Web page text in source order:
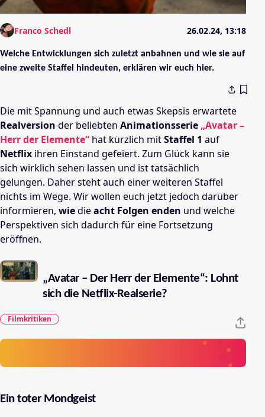
Franco Schedl 26.02.24, 13:18
Welche Entwicklungen sich zuletzt anbahnen und wie sie auf
eine zweite Staffel hindeuten, erklären wir euch hier.
Die mit Spannung und auch etwas Skepsis erwartete
Realversion der beliebten Animationsserie „Avatar –
Herr der Elemente“ hat kürzlich mitStaffel 1 auf
Netflix ihren Einstand gefeiert. Zum Glück kann sie
sich wirklich sehen lassen und ist tatsächlich
gelungen. Daher steht auch einer weiteren Staffel
nichts im Wege. Wir wollen euch jetzt jedoch darüber
informieren, wiedieacht Folgen enden und welche
Perspektiven sich dadurch für eine Fortsetzung
eröffnen.
„Avatar – Der Herr der Elemente“: Lohnt
sich die Netflix-Realserie?
Filmkritiken
Ein toter Mondgeist